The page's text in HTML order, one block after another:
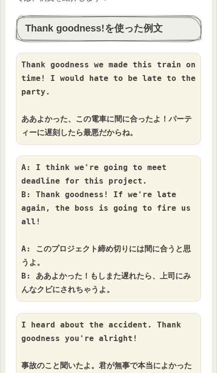
Thank goodness!を使った例文
Thank goodness we made this train on
time! I would hate to be late to the
party.
ああよかった、この電車に間に合ったよ！パーテ
ィーに遅刻したら最悪だからね。
A: I think we're going to meet
deadline for this project.
B: Thank goodness! If we're late
again, the boss is going to fire us
all!
A: このプロジェクト締め切りには間に合うと思
うよ。
B: ああよかった！もしまた遅れたら、上司にみ
んなクビにされちゃうよ。
I heard about the accident. Thank
goodness you're alright!
事故のこと聞いたよ。君が無事で本当によかった